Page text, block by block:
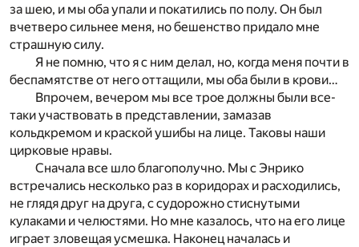
за шею, и мы оба упали и покатились по полу. Он был
вчетверо сильнее меня, но бешенство придало мне
страшную силу.
Я не помню, что я с ним делал, но, когда меня почти в
беспамятстве от него оттащили, мы оба были в крови…
Впрочем, вечером мы все трое должны были все-
таки участвовать в представлении, замазав
кольдкремом и краской ушибы на лице. Таковы наши
цирковые нравы.
Сначала все шло благополучно. Мы с Энрико
встречались несколько раз в коридорах и расходились,
не глядя друг на друга, с судорожно стиснутыми
кулаками и челюстями. Но мне казалось, что на его лице
играет зловещая усмешка. Наконец началась и